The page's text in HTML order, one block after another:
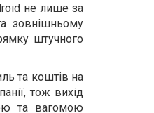
не лише за
зовнішньому
штучного
та коштів на
тож вихід
та вагомою